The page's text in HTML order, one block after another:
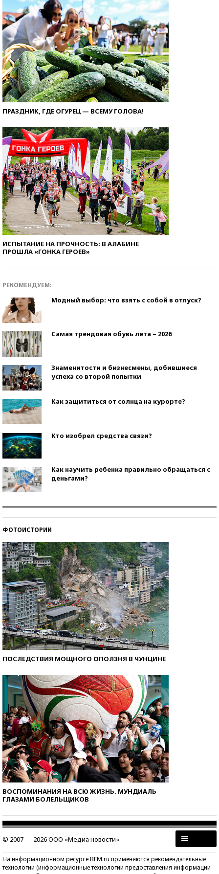
ПРАЗДНИК, ГДЕ ОГУРЕЦ — ВСЕМУ ГОЛОВА!
ИСПЫТАНИЕ НА ПРОЧНОСТЬ: В АЛАБИНЕ
ПРОШЛА «ГОНКА ГЕРОЕВ»
РЕКОМЕНДУЕМ:
Модный выбор: что взять с собой в отпуск?
Самая трендовая обувь лета – 2026
Знаменитости и бизнесмены, добившиеся
успеха со второй попытки
Как защититься от солнца на курорте?
Кто изобрел средства связи?
Как научить ребенка правильно обращаться с
деньгами?
ФОТОИСТОРИИ
ПОСЛЕДСТВИЯ МОЩНОГО ОПОЛЗНЯ В ЧУНЦИНЕ
ВОСПОМИНАНИЯ НА ВСЮ ЖИЗНЬ. МУНДИАЛЬ
ГЛАЗАМИ БОЛЕЛЬЩИКОВ
© 2007 — 2026 ООО «Медиа новости»
На информационном ресурсе BFM.ru применяются рекомендательные
технологии (информационные технологии предоставления информации